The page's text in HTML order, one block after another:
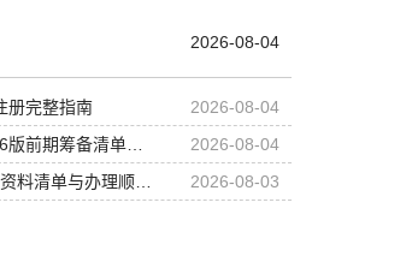
2026-08-04
册完整指南
2026-08-04
2026-08-04
2026-08-03